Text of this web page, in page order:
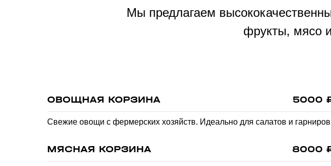
Мы предлагаем
фрукты, мясо
ОВОЩНАЯ КОРЗИНА 5000
Свежие овощи с фермерских хозяйств. Идеально для салатов и
МЯСНАЯ КОРЗИНА 8000